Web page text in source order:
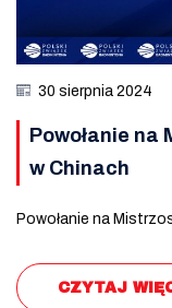
30 sierpnia 2024
Powołanie
w Chinach
Powołanie na
CZYTAJ